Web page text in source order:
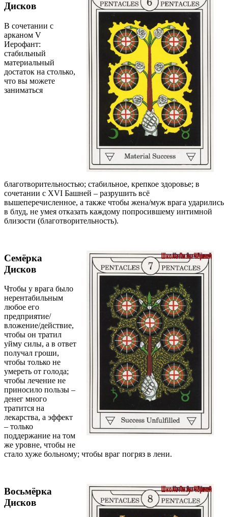
Дисков
В сочетании с
арканом V
Иерофант:
стабильный
материальный
достаток на столько,
что вы можете
заниматься
благотворительностью; стабильное, крепкое здоровье; в
сочетании с ХVI Башней – разрушить всё
вышеперечисленное, а также чтобы жена/муж врага ударились
в блуд, не умея отказать каждому попросившему интимной
близости (благотворительность).
Семёрка
Дисков
Чтобы у врага было
нерентабильным
любое его
предприятие/
вложение/действие,
чтобы он тратил
уйму силы, а в ответ
получал гроши,
чтобы только не
умереть от голода;
чтобы лечение не
приносило пользы –
денег много
тратится на
лекарства, а эффект
– только
поддержание на том
же уровне, чтобы не
стало хуже больному; чтобы враг погряз в лени.
Восьмёрка
Дисков